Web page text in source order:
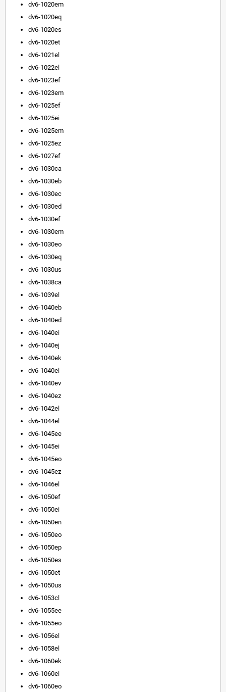
dv6-1020em
dv6-1020eq
dv6-1020es
dv6-1020et
dv6-1021el
dv6-1022el
dv6-1023ef
dv6-1023em
dv6-1025ef
dv6-1025ei
dv6-1025em
dv6-1025ez
dv6-1027ef
dv6-1030ca
dv6-1030eb
dv6-1030ec
dv6-1030ed
dv6-1030ef
dv6-1030em
dv6-1030eo
dv6-1030eq
dv6-1030us
dv6-1038ca
dv6-1039el
dv6-1040eb
dv6-1040ed
dv6-1040ei
dv6-1040ej
dv6-1040ek
dv6-1040el
dv6-1040ev
dv6-1040ez
dv6-1042el
dv6-1044el
dv6-1045ee
dv6-1045ei
dv6-1045eo
dv6-1045ez
dv6-1046el
dv6-1050ef
dv6-1050ei
dv6-1050en
dv6-1050eo
dv6-1050ep
dv6-1050es
dv6-1050et
dv6-1050us
dv6-1053cl
dv6-1055ee
dv6-1055eo
dv6-1056el
dv6-1058el
dv6-1060ek
dv6-1060el
dv6-1060eo